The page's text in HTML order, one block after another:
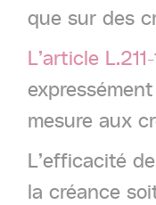
que sur des
L’article
mesure aux
L’efficacité
la créance